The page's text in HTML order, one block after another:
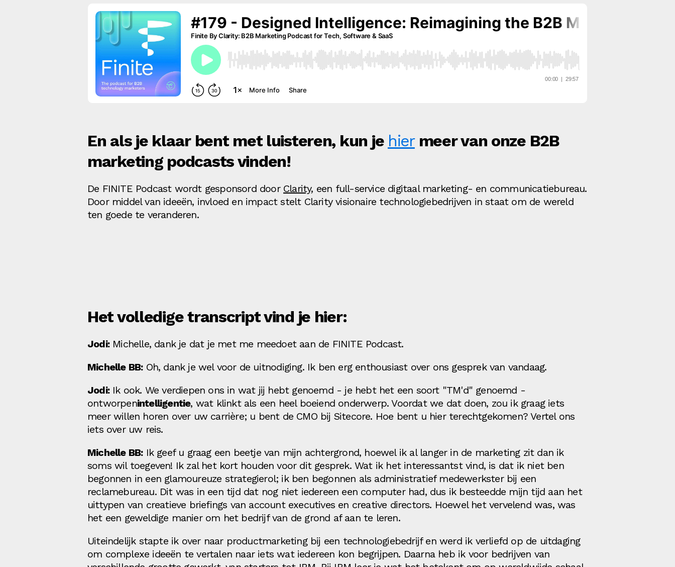
En als je klaar bent met luisteren, kun je hiermeer van onze B2B
marketing podcasts vinden!
De FINITE Podcast wordt gesponsord door Clarity, een full-service digitaal marketing- en communicatiebureau.
Door middel van ideeën, invloed en impact stelt Clarity visionaire technologiebedrijven in staat om de wereld
ten goede te veranderen.
Het volledige transcript vind je hier:
Jodi:Michelle, dank je dat je met me meedoet aan de FINITE Podcast.
Michelle BB:Oh, dank je wel voor de uitnodiging. Ik ben erg enthousiast over ons gesprek van vandaag.
Jodi:Ik ook. We verdiepen ons in wat jij hebt genoemd - je hebt het een soort "TM'd" genoemd -
ontworpenintelligentie, wat klinkt als een heel boeiend onderwerp. Voordat we dat doen, zou ik graag iets
meer willen horen over uw carrière; u bent de CMO bij Sitecore. Hoe bent u hier terechtgekomen? Vertel ons
iets over uw reis.
Michelle BB:Ik geef u graag een beetje van mijn achtergrond, hoewel ik al langer in de marketing zit dan ik
soms wil toegeven! Ik zal het kort houden voor dit gesprek. Wat ik het interessantst vind, is dat ik niet ben
begonnen in een glamoureuze strategierol; ik ben begonnen als administratief medewerkster bij een
reclamebureau. Dit was in een tijd dat nog niet iedereen een computer had, dus ik besteedde mijn tijd aan het
uittypen van creatieve briefings van account executives en creative directors. Hoewel het vervelend was, was
het een geweldige manier om het bedrijf van de grond af aan te leren.
Uiteindelijk stapte ik over naar productmarketing bij een technologiebedrijf en werd ik verliefd op de uitdaging
om complexe ideeën te vertalen naar iets wat iedereen kon begrijpen. Daarna heb ik voor bedrijven van